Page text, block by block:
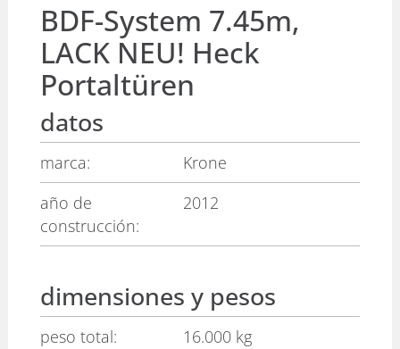
BDF-System 7.45m,
LACK NEU! Heck
Portaltüren
datos
marca:
Krone
año de
construcción:
2012
dimensiones y pesos
peso total:
16.000 kg